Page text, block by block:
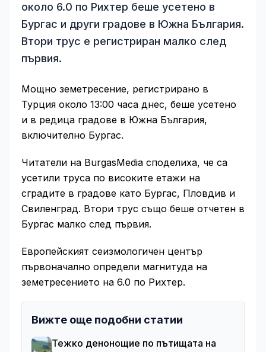
около 6.0 по Рихтер беше усетено в
Бургас и други градове в Южна България.
Втори трус е регистриран малко след
първия.
Мощно земетресение, регистрирано в
Турция около 13:00 часа днес, беше усетено
и в редица градове в Южна България,
включително Бургас.
Читатели на BurgasMedia споделиха, че са
усетили труса по високите етажи на
сградите в градове като Бургас, Пловдив и
Свиленград. Втори трус също беше отчетен в
Бургас малко след първия.
Европейският сеизмологичен център
първоначално определи магнитуда на
земетресението на 6.0 по Рихтер.
Вижте още подобни статии
Тежко денонощие по пътищата на